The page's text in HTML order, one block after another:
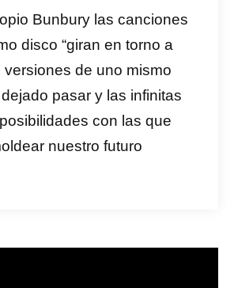
Bunbury las canciones
disco “giran en torno a
versiones de uno mismo
pasar y las infinitas
con las que
nuestro futuro